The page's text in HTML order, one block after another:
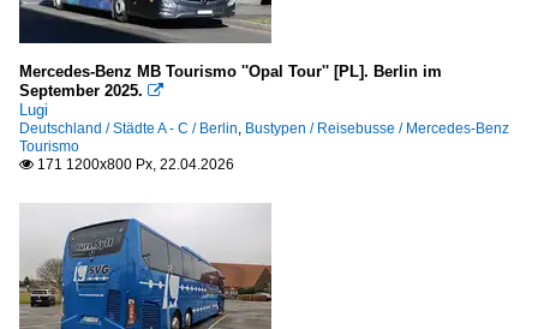
Mercedes-Benz MB Tourismo ''Opal Tour'' [PL]. Berlin im
September 2025. 
Lugi
Deutschland / Städte A - C / Berlin, Bustypen / Reisebusse / Mercedes-Benz
Tourismo
 171 1200x800 Px, 22.04.2026